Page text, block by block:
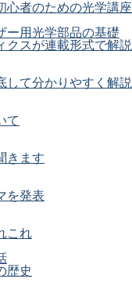
心者のための光学講座
ー用光学部品の基礎
クスが連載形式で解説
して分かりやすく解説
て
きます
を発表
これ
歴史